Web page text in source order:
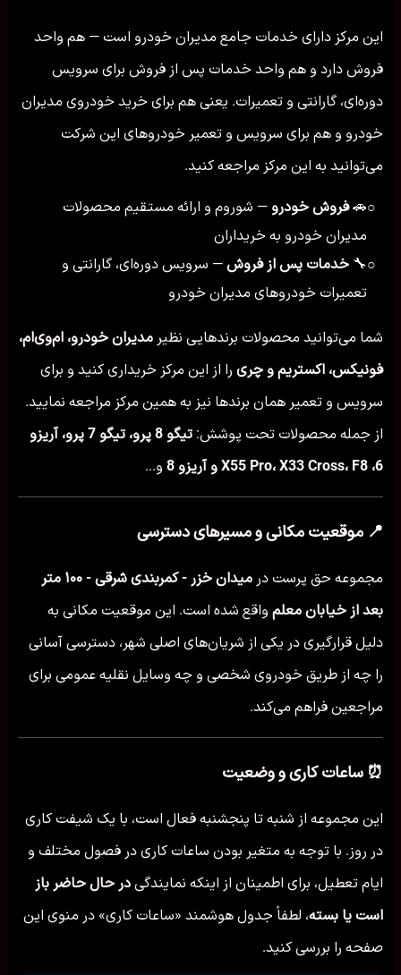
این مرکز دارای خدمات جامع مدیران خودرو است — هم واحد
فروش دارد و هم واحد خدمات پس از فروش برای سرویس
دوره‌ای، گارانتی و تعمیرات. یعنی هم برای خرید خودروی مدیران
خودرو و هم برای سرویس و تعمیر خودروهای این شرکت
می‌توانید به این مرکز مراجعه کنید.
○
🚗فروش خودرو — شوروم و ارائه مستقیم محصولات
مدیران خودرو به خریداران
○
🔧 خدمات پس از فروش — سرویس دوره‌ای، گارانتی و
تعمیرات خودروهای مدیران خودرو
شما می‌توانید محصولات برندهایی نظیر مدیران خودرو، ام‌وی‌ام،
فونیکس، اکستریم و چری را از این مرکز خریداری کنید و برای
سرویس و تعمیر همان برندها نیز به همین مرکز مراجعه نمایید.
از جمله محصولات تحت پوشش:
تیگو 8 پرو، تیگو 7 پرو، آریزو
6، X55 Pro، X33 Cross، F8 و آریزو 8
و...
📍 موقعیت مکانی و مسیرهای دسترسی
مجموعه حق پرست در
میدان خزر - کمربندی شرقی - ۱۰۰ متر
بعد از خیابان معلم واقع شده است. این موقعیت مکانی به
دلیل قرارگیری در یکی از شریان‌های اصلی شهر، دسترسی آسانی
را چه از طریق خودروی شخصی و چه وسایل نقلیه عمومی برای
مراجعین فراهم می‌کند.
⏰ ساعات کاری و وضعیت
این مجموعه از شنبه تا پنجشنبه فعال است، با یک شیفت کاری
در روز. با توجه به متغیر بودن ساعات کاری در فصول مختلف و
ایام تعطیل، برای اطمینان از اینکه نمایندگی در حال حاضر باز
است یا بسته، لطفاً جدول هوشمند «ساعات کاری» در منوی این
صفحه را بررسی کنید.